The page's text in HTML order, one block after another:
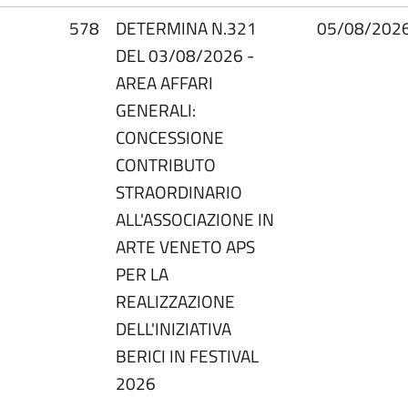
578
DETERMINA N.321
DEL 03/08/2026 -
AREA AFFARI
GENERALI:
CONCESSIONE
CONTRIBUTO
STRAORDINARIO
ALL'ASSOCIAZIONE IN
ARTE VENETO APS
PER LA
REALIZZAZIONE
DELL'INIZIATIVA
BERICI IN FESTIVAL
2026
05/08/